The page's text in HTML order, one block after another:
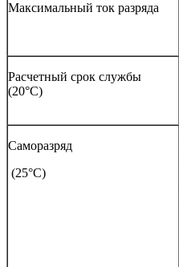
Максимальный ток разряда
Расчетный срок службы
(20°С)
Саморазряд
(25°С)